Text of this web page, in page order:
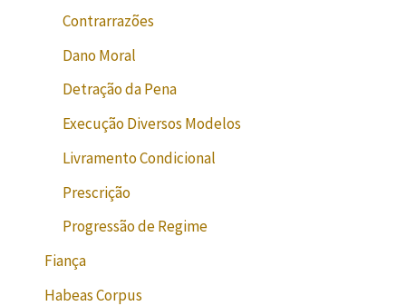
Contrarrazões
Dano Moral
Detração da Pena
Execução Diversos Modelos
Livramento Condicional
Prescrição
Progressão de Regime
Fiança
Habeas Corpus